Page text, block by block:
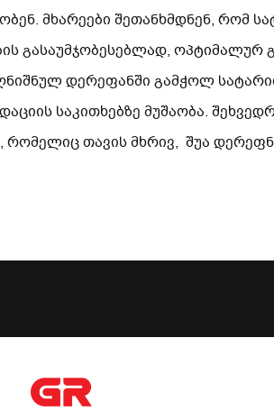
მხარეები შეთანხმდნენ, რომ
გასაუმჯობესებლად, ოპტიმალურ
დერეფანში გამჭოლ
საკითხებზე მუშაობა.
რომელიც თავის მხრივ, შუა